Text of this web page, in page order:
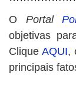
O Portal
objetivas
CliqueAQUI,
principais